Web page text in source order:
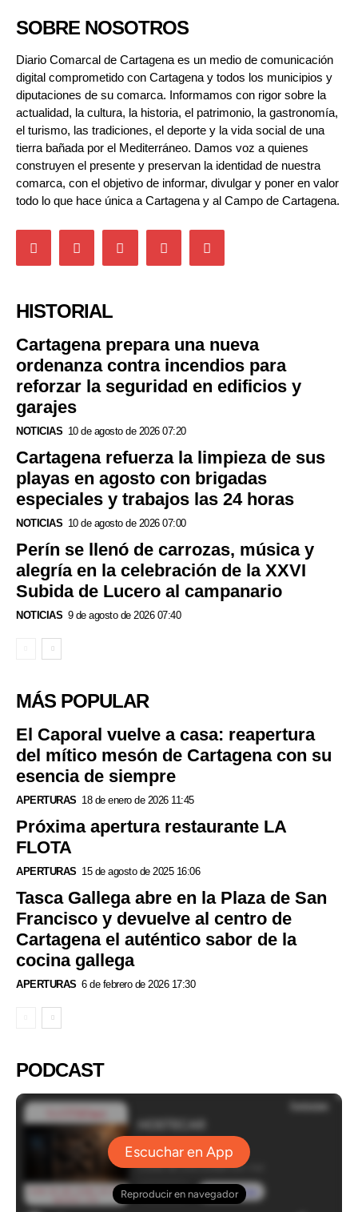
SOBRE NOSOTROS
Diario Comarcal de Cartagena es un medio de comunicación
digital comprometido con Cartagena y todos los municipios y
diputaciones de su comarca. Informamos con rigor sobre la
actualidad, la cultura, la historia, el patrimonio, la gastronomía,
el turismo, las tradiciones, el deporte y la vida social de una
tierra bañada por el Mediterráneo. Damos voz a quienes
construyen el presente y preservan la identidad de nuestra
comarca, con el objetivo de informar, divulgar y poner en valor
todo lo que hace única a Cartagena y al Campo de Cartagena.
HISTORIAL
Cartagena prepara una nueva
ordenanza contra incendios para
reforzar la seguridad en edificios y
garajes
NOTICIAS 10 de agosto de 2026 07:20
Cartagena refuerza la limpieza de sus
playas en agosto con brigadas
especiales y trabajos las 24 horas
NOTICIAS 10 de agosto de 2026 07:00
Perín se llenó de carrozas, música y
alegría en la celebración de la XXVI
Subida de Lucero al campanario
NOTICIAS 9 de agosto de 2026 07:40
MÁS POPULAR
El Caporal vuelve a casa: reapertura
del mítico mesón de Cartagena con su
esencia de siempre
APERTURAS 18 de enero de 2026 11:45
Próxima apertura restaurante LA
FLOTA
APERTURAS 15 de agosto de 2025 16:06
Tasca Gallega abre en la Plaza de San
Francisco y devuelve al centro de
Cartagena el auténtico sabor de la
cocina gallega
APERTURAS 6 de febrero de 2026 17:30
PODCAST